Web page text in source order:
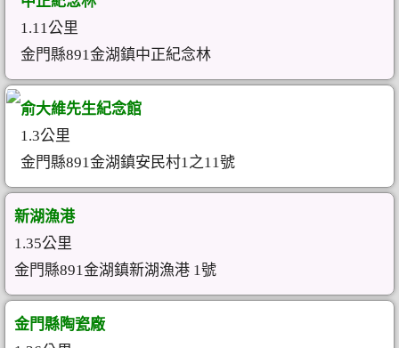
1.11公里
金門縣891金湖鎮中正紀念林
俞大維先生紀念館
1.3公里
金門縣891金湖鎮安民村1之11號
新湖漁港
1.35公里
金門縣891金湖鎮新湖漁港 1號
金門縣陶瓷廠